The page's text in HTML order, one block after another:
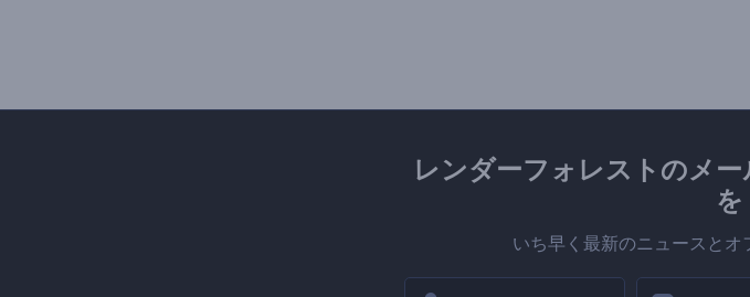
レンダーフォレストのメ
を
いち早く最新のニュースとオ